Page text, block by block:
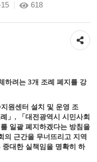
618
공유하기
하려는 3개 조례 폐지를 강
원센터 설치 및 운영 조
」, 「대전광역시 시민사회
일괄 폐지하겠다는 방침을
의 근간을 무너뜨리고 지역
대한 실책임을 명확히 하